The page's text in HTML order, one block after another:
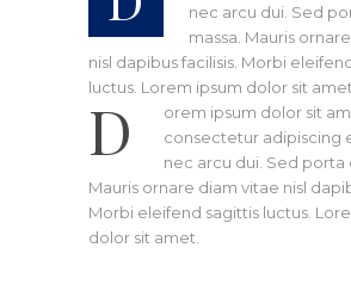
nec arcu dui. Sed
massa. Mauris
nisl dapibus facilisis. Morbi
luctus. Lorem ipsum dolor sit
D
orem ipsum dolor sit
consectetur adipiscing
nec arcu dui. Sed porta
Mauris ornare diam vitae nisl
Morbi eleifend sagittis luctus.
dolor sit amet.